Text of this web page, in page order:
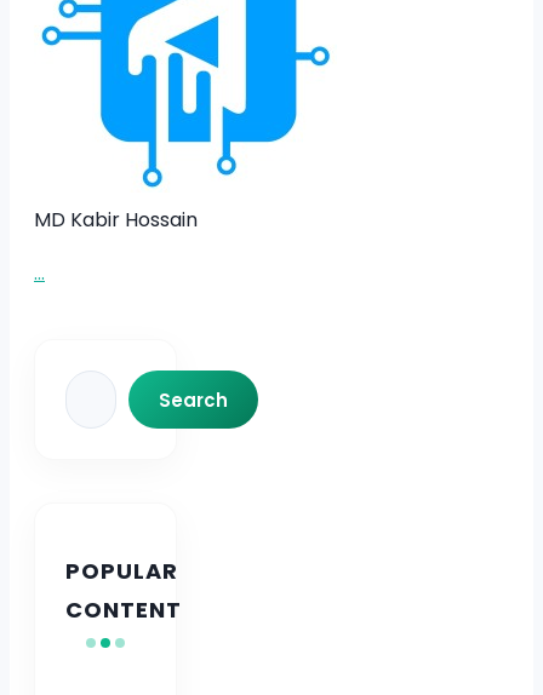
MD Kabir Hossain
...
Search
Search
POPULAR
CONTENT